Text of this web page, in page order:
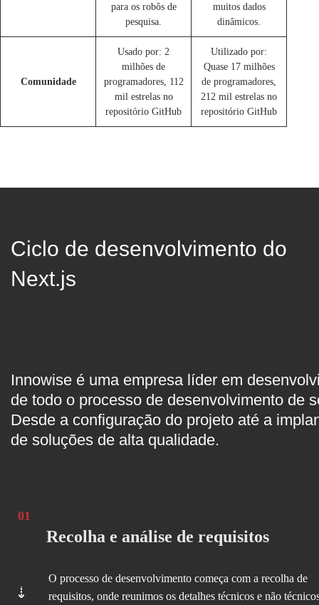
para os robôs de
pesquisa.
muitos dados
dinâmicos.
Comunidade
Usado por: 2
milhões de
programadores, 112
mil estrelas no
repositório GitHub
Utilizado por:
Quase 17 milhões
de programadores,
212 mil estrelas no
repositório GitHub
Ciclo de desenvolvimento do
Next.js
Innowise é uma empresa líder em
de todo o processo de desenvolvimento de
Desde a configuração do projeto até a
de soluções de alta qualidade.
01
Recolha e análise de requisitos
O processo de desenvolvimento começa com a recolha de
requisitos, onde reunimos os detalhes técnicos e não